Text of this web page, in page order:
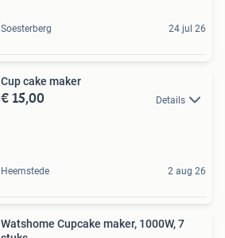
Soesterberg 24 jul 26
Cup cake maker
€ 15,00 Details
Heemstede 2 aug 26
Watshome Cupcake maker, 1000W, 7